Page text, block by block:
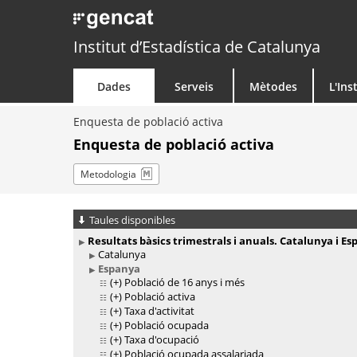
Institut d’Estadística de Catalunya
Dades Serveis Mètodes
Enquesta de població activa
Enquesta de població activa
Metodologia
Taules disponibles
Resultats bàsics trimestrals i anuals. Catalunya i
Catalunya
Espanya
(+) Població de 16 anys i més
(+) Població activa
(+)Taxa d'activitat
(+) Població ocupada
(+)Taxa d'ocupació
(+) Població ocupada assalariada